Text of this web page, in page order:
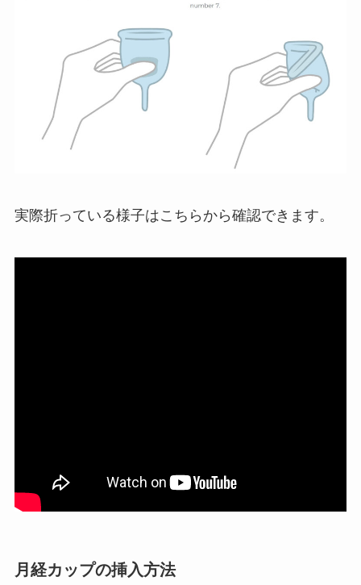
実際折っている様子はこちらから確認できます。
月経カップの挿入方法